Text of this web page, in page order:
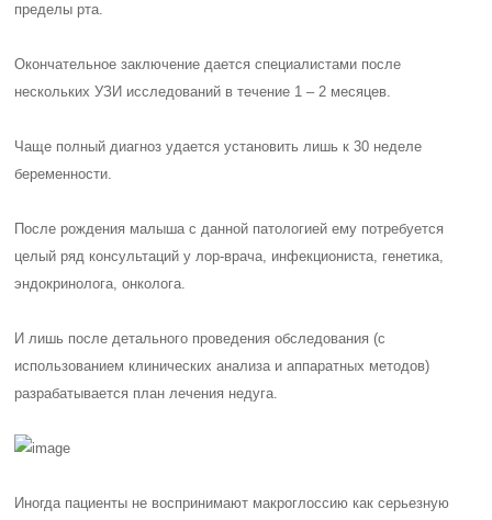
пределы рта.
Окончательное заключение дается специалистами после
нескольких УЗИ исследований в течение 1 – 2 месяцев.
Чаще полный диагноз удается установить лишь к 30 неделе
беременности.
После рождения малыша с данной патологией ему потребуется
целый ряд консультаций у лор-врача, инфекциониста, генетика,
эндокринолога, онколога.
И лишь после детального проведения обследования (с
использованием клинических анализа и аппаратных методов)
разрабатывается план лечения недуга.
Иногда пациенты не воспринимают макроглоссию как серьезную